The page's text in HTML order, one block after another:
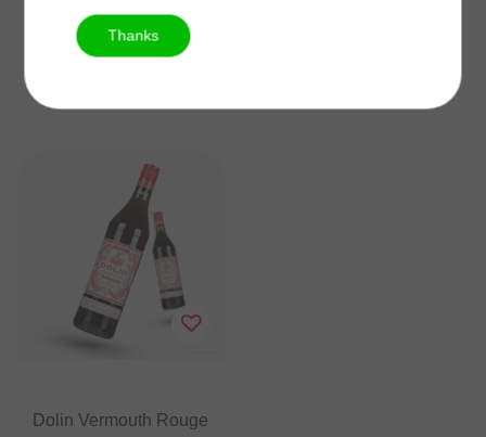
Verzendkosten
Dolin Vermouth Rouge
Thanks